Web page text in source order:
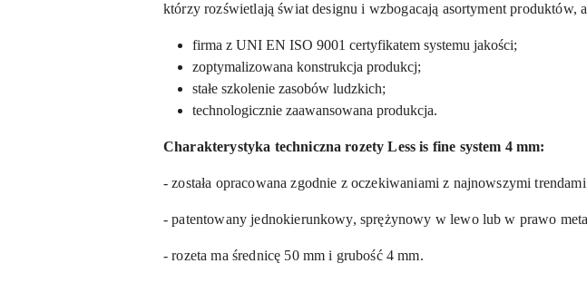
którzy rozświetlają świat designu i wzbogacają asortyment produktów,
firma z UNI EN ISO 9001 certyfikatem systemu jakości;
zoptymalizowana konstrukcja produkcj;
stałe szkolenie zasobów ludzkich;
technologicznie zaawansowana produkcja.
Charakterystyka techniczna rozety Less is fine system 4 mm:
- została opracowana zgodnie z oczekiwaniami z najnowszymi
- patentowany jednokierunkowy, sprężynowy w lewo lub w prawo
- rozeta ma średnicę 50 mm i grubość 4 mm.